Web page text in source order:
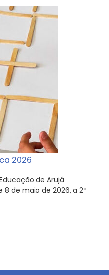
2026
de Arujá
de maio de 2026, a 2ª